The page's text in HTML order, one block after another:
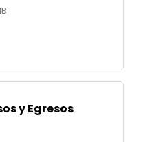
y Egresos